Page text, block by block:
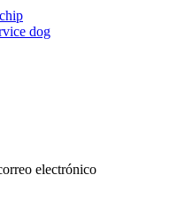
dog
electrónico